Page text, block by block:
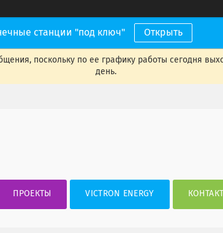
станции "под ключ" Открыть
поскольку по ее графику работы сегодня
день.
ПРОЕКТЫ VICTRON ENERGY